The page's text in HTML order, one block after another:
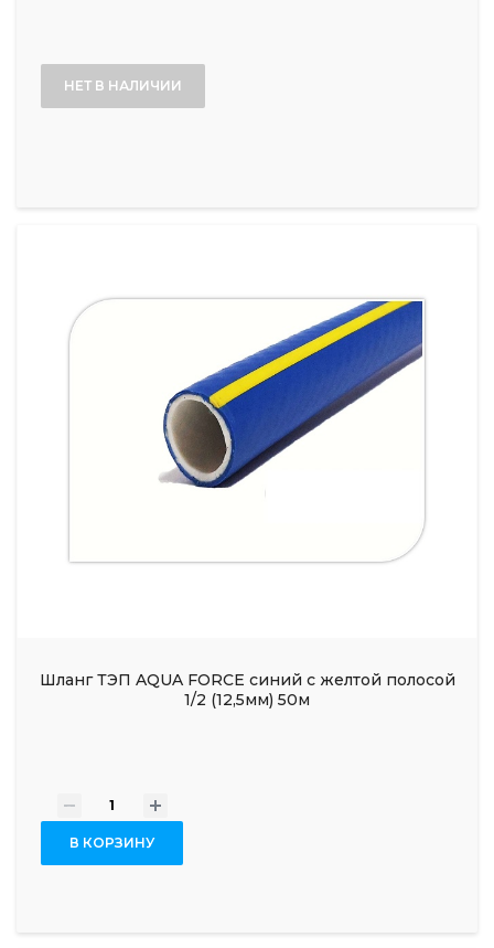
НЕТ В НАЛИЧИИ
Шланг ТЭП AQUA FORCE синий с желтой полосой
1/2 (12,5мм) 50м
- +
В КОРЗИНУ